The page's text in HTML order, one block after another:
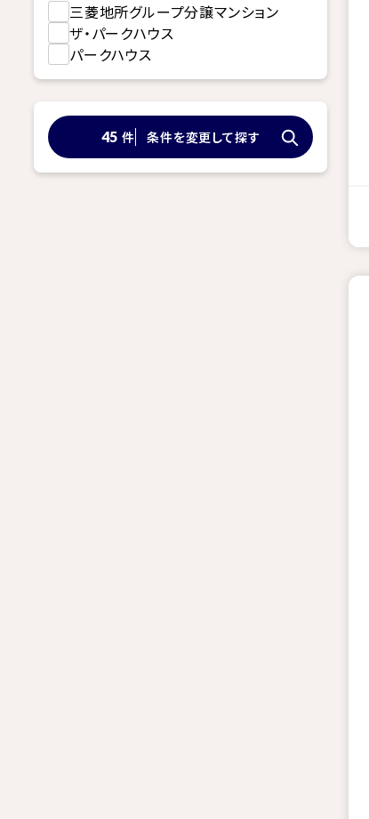
三菱地所グループ分譲マンション
ザ・パークハウス
パークハウス
45 件 条件を変更して探す